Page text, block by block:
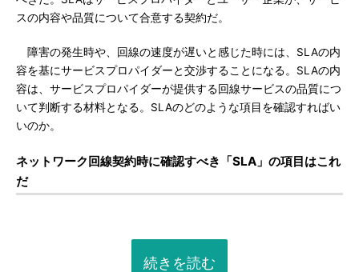
スの内容や品質について合意する契約だ。
障害の発生時や、回線の速度が遅いと感じた時には、SLAの内
容を基にサービスプロパイダーと交渉することになる。SLAの内
容は、サービスプロパイダーが提供する回線サービスの品質につ
いて判断する材料となる。SLAのどのような項目を確認すればい
いのか。
ネットワーク回線契約時に確認すべき「SLA」の項目はこれ
だ
続きを読む